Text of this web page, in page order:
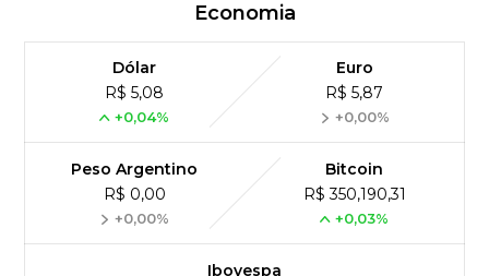
Economia
Dólar
R$ 5,08
+0,04%
Euro
R$ 5,87
+0,00%
Peso Argentino
R$ 0,00
+0,00%
Bitcoin
R$ 350,190,31
+0,03%
Ibovespa